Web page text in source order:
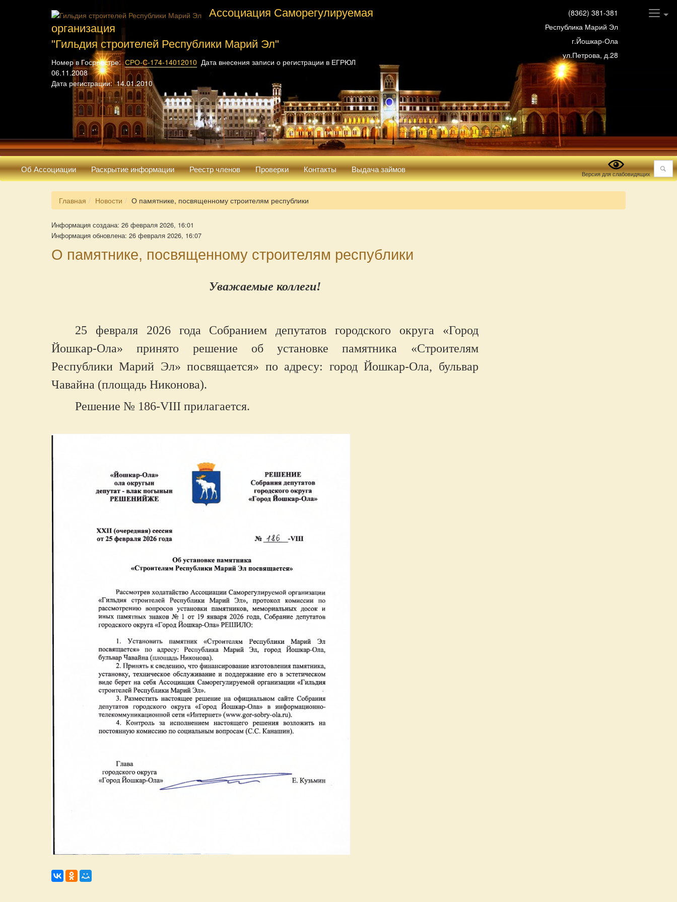
Ассоциация Саморегулируемая
организация
"Гильдия строителей Республики Марий Эл"
Номер в Госреестре:СРО-С-174-14012010 Дата внесения записи о регистрации в ЕГРЮЛ
06.11.2008
Дата регистрации: 14.01.2010
(8362) 381-381
Республика Марий Эл
г.Йошкар-Ола
ул.Петрова, д.28
Об Ассоциации Раскрытие информации Реестр членов Проверки Контакты Выдача займов Версия для слабовидящих Поиск
Главная Новости О памятнике, посвященному строителям республики
Информация создана: 26 февраля 2026, 16:01
Информация обновлена: 26 февраля 2026, 16:07
О памятнике, посвященному строителям республики
Уважаемые коллеги!
25 февраля 2026 года Собранием депутатов городского округа «Город
Йошкар-Ола» принято решение об установке памятника «Строителям
Республики Марий Эл» посвящается» по адресу: город Йошкар-Ола, бульвар
Чавайна (площадь Никонова).
Решение № 186-VIIIприлагается.